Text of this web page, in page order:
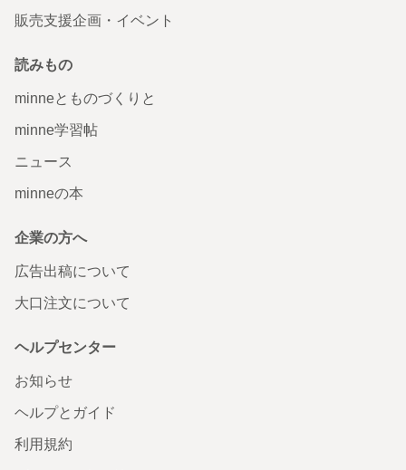
販売支援企画・イベント
読みもの
minneとものづくりと
minne学習帖
ニュース
minneの本
企業の方へ
広告出稿について
大口注文について
ヘルプセンター
お知らせ
ヘルプとガイド
利用規約